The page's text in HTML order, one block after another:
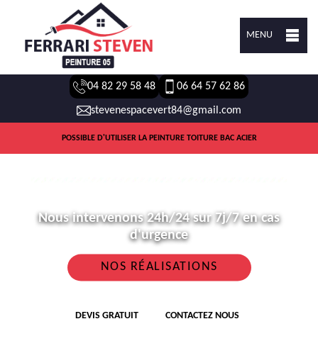
MENU
04 82 29 58 48 06 64 57 62 86
stevenespacevert84@gmail.com
POSSIBLE D'UTILISER LA PEINTURE TOITURE BAC ACIER
Nous intervenons 24h/24 sur 7j/7 en cas
d'urgence
NOS RÉALISATIONS
DEVIS GRATUIT CONTACTEZ NOUS